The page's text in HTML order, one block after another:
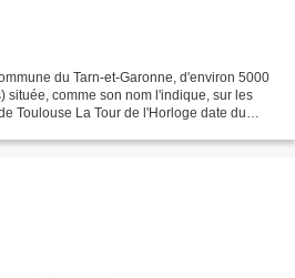
du Tarn-et-Garonne, d'environ 5000
située, comme son nom l'indique, sur les
Toulouse La Tour de l'Horloge date du